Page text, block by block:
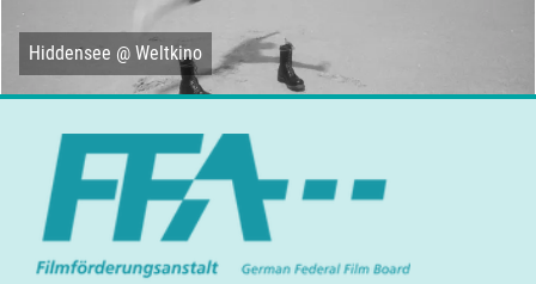
Hiddensee @ Weltkino